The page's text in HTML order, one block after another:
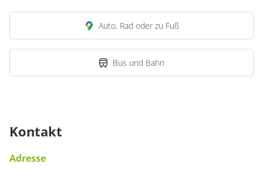
Auto, Rad oder zu Fuß
Bus und Bahn
Kontakt
Adresse